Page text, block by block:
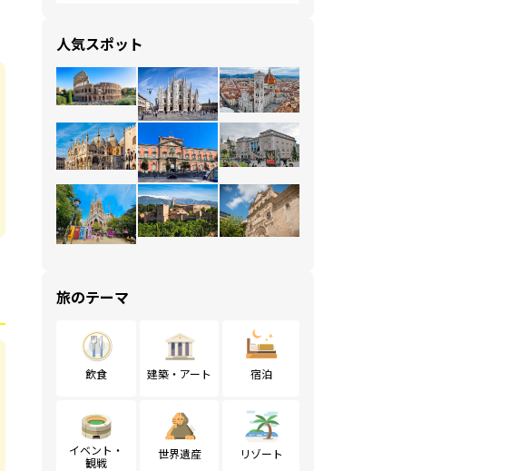
人気スポット
旅のテーマ
飲食 建築・アート 宿泊
イベント・
観戦
世界遺産 リゾート